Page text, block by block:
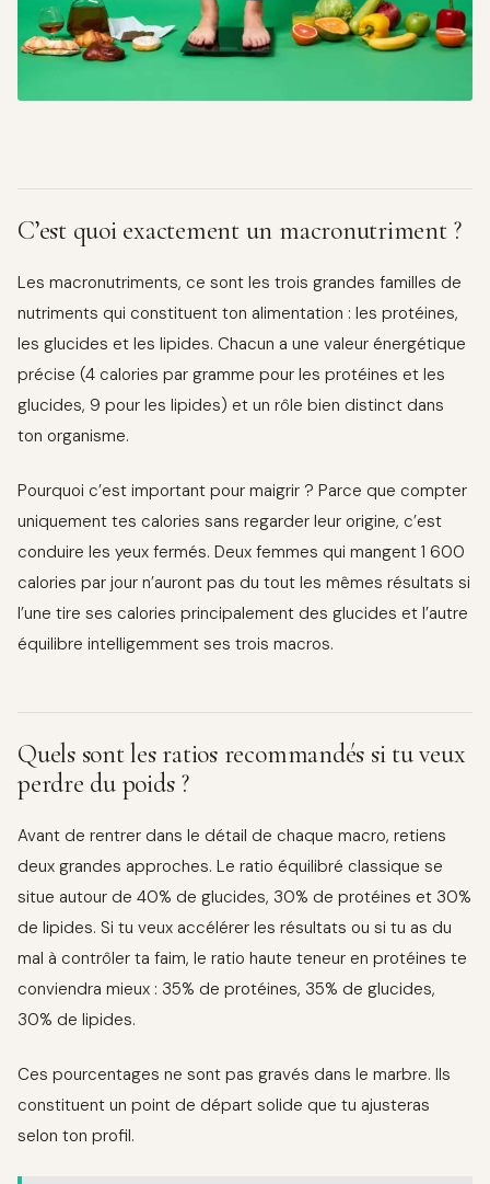
C’est quoi exactement un macronutriment ?
Les macronutriments, ce sont les trois grandes familles de
nutriments qui constituent ton alimentation : les protéines,
les glucides et les lipides. Chacun a une valeur énergétique
précise (4 calories par gramme pour les protéines et les
glucides, 9 pour les lipides) et un rôle bien distinct dans
ton organisme.
Pourquoi c’est important pour maigrir ? Parce que compter
uniquement tes calories sans regarder leur origine, c’est
conduire les yeux fermés. Deux femmes qui mangent 1 600
calories par jour n’auront pas du tout les mêmes résultats si
l’une tire ses calories principalement des glucides et l’autre
équilibre intelligemment ses trois macros.
Quels sont les ratios recommandés si tu veux
perdre du poids ?
Avant de rentrer dans le détail de chaque macro, retiens
deux grandes approches. Le ratio équilibré classique se
situe autour de 40% de glucides, 30% de protéines et 30%
de lipides. Si tu veux accélérer les résultats ou si tu as du
mal à contrôler ta faim, le ratio haute teneur en protéines te
conviendra mieux : 35% de protéines, 35% de glucides,
30% de lipides.
Ces pourcentages ne sont pas gravés dans le marbre. Ils
constituent un point de départ solide que tu ajusteras
selon ton profil.